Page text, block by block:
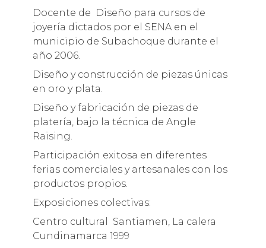
Docente de Diseño para cursos de
joyería dictados por el SENA en el
municipio de Subachoque durante el
año 2006.
Diseño y construcción de piezas únicas
en oro y plata.
Diseño y fabricación de piezas de
platería, bajo la técnica de Angle
Raising.
Participación exitosa en diferentes
ferias comerciales y artesanales con los
productos propios.
Exposiciones colectivas:
Centro cultural Santiamen, La calera
Cundinamarca 1999